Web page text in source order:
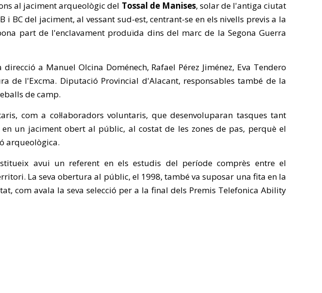
al jaciment arqueològic del Tossal de Manises, solar de l'antiga ciutat
i BC del jaciment, al vessant sud-est, centrant-se en els nivells previs a la
part de l'enclavament produïda dins del marc de la Segona Guerra
a Manuel Olcina Doménech, Rafael Pérez Jiménez, Eva Tendero
de l'Excma. Diputació Provincial d'Alacant, responsables també de la
de camp.
com a col·laboradors voluntaris, que desenvoluparan tasques tant
un jaciment obert al públic, al costat de les zones de pas, perquè el
arqueològica.
avui un referent en els estudis del període comprès entre el
La seva obertura al públic, el 1998, també va suposar una fita en la
com avala la seva selecció per a la final dels Premis Telefonica Ability